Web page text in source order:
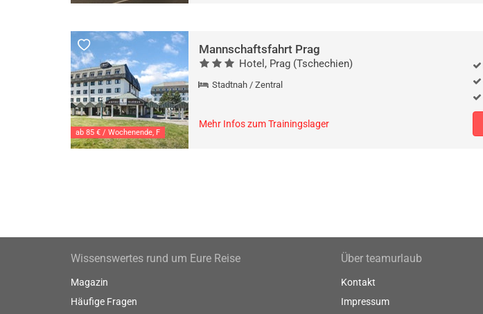
ab 85 € / Wochenende, F
Mannschaftsfahrt Prag
Hotel, Prag (Tschechien)
Stadtnah / Zentral
Mehr Infos zum Trainingslager
Wissenswertes rund um Eure Reise
Magazin
Häufige Fragen
Über teamurlaub
Kontakt
Impressum